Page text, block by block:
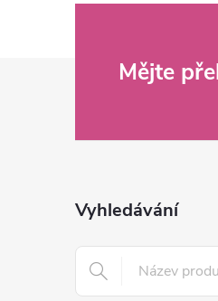
Mějte
Vyhledávání